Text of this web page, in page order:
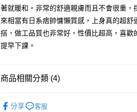
每筆NT$80，滿NT$1,000(含以上)免運費
付款後7-11取貨
每筆NT$80，滿NT$1,000(含以上)免運費
每筆NT$150
著就暖和。非常的舒適親膚而且不會很重，
來相當有日系痞帥慵懶質感，上身真的超舒
搭，做工品質也非常好，性價比超高，喜歡
提早下課。
商品相關分類 (4)
分享 客服